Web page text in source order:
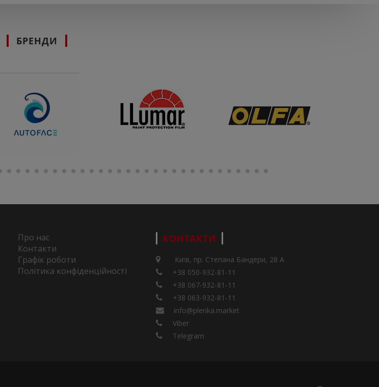
БРЕНДИ
Про нас
Контакти
Графік роботи
Політика конфіденційності
КОНТАКТИ
Київ, пр. Степана Бандери, 28 А
+38 050-932-81-11
+38 067-932-81-11
+38 063-932-81-11
info@plenka.market
Viber
Telegram